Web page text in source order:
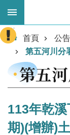
跳到主要內容區塊
進
階
搜
尋
:::
首頁 公
第五河川分
第五
113年乾
期)(增辦)